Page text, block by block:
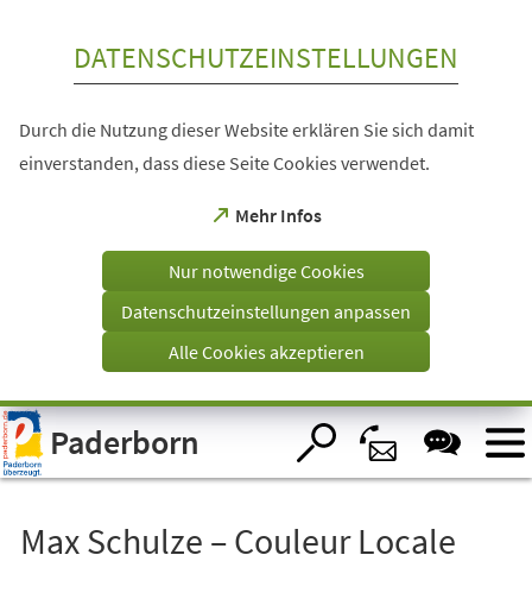
Visuelle
Assistenzsoftware
öffnen.
DATENSCHUTZEINSTELLUNGEN
Durch die Nutzung dieser Website erklären Sie sich damit
einverstanden, dass diese Seite Cookies verwendet.
Mehr Infos
(Öffnet
einem
Tab)
Nur notwendige Cookies
Datenschutzeinstellungen anpassen
Alle Cookies akzeptieren
Paderborn
Max Schulze – Couleur Locale